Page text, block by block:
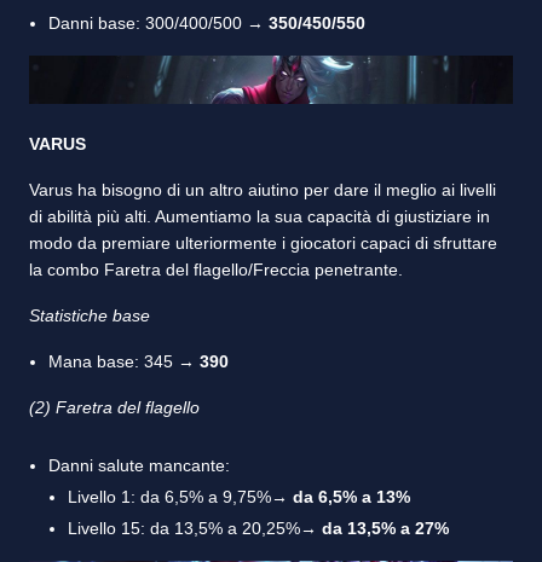
Danni base: 300/400/500 → 350/450/550
VARUS
Varus ha bisogno di un altro aiutino per dare il meglio ai livelli
di abilità più alti. Aumentiamo la sua capacità di giustiziare in
modo da premiare ulteriormente i giocatori capaci di sfruttare
la combo Faretra del flagello/Freccia penetrante.
Statistiche base
Mana base: 345 → 390
(2) Faretra del flagello
Danni salute mancante:
Livello 1: da 6,5% a 9,75%→ da 6,5% a 13%
Livello 15: da 13,5% a 20,25%→ da 13,5% a 27%